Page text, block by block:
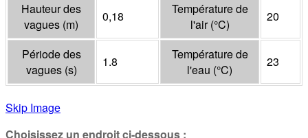
Hauteur des
vagues (m)
0,18
Température de
l'air(°C)
20
Période des
vagues (s)
1.8
Température de
l'eau (°C)
23
Skip Image
Choisissez un endroit ci-dessous :